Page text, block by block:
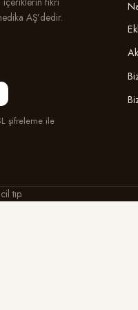
AŞ’dedir.
şifreleme ile
tıp.